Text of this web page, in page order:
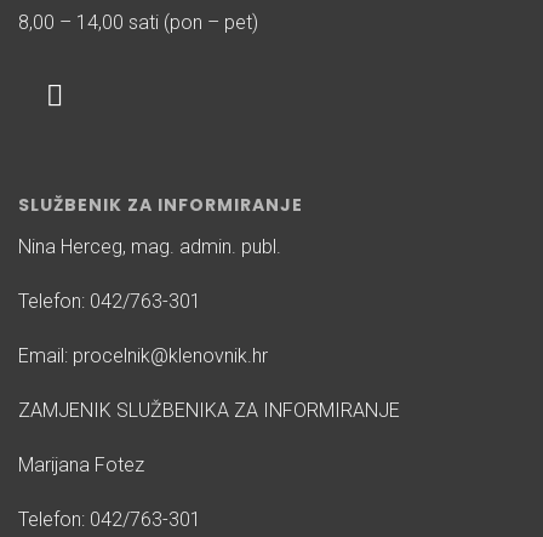
8,00 – 14,00 sati (pon – pet)
SLUŽBENIK ZA INFORMIRANJE
Nina Herceg, mag. admin. publ.
Telefon: 042/763-301
Email: procelnik@klenovnik.hr
ZAMJENIK SLUŽBENIKA ZA INFORMIRANJE
Marijana Fotez
Telefon: 042/763-301